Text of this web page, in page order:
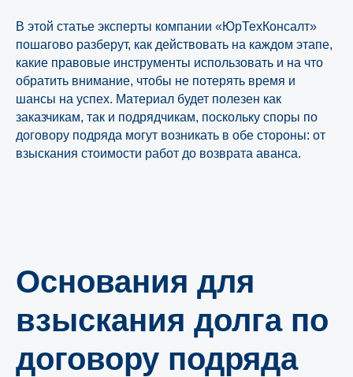
В этой статье эксперты компании «ЮрТехКонсалт»
пошагово разберут, как действовать на каждом этапе,
какие правовые инструменты использовать и на что
обратить внимание, чтобы не потерять время и
шансы на успех. Материал будет полезен как
заказчикам, так и подрядчикам, поскольку споры по
договору подряда могут возникать в обе стороны: от
взыскания стоимости работ до возврата аванса.
Основания для
взыскания долга по
договору подряда